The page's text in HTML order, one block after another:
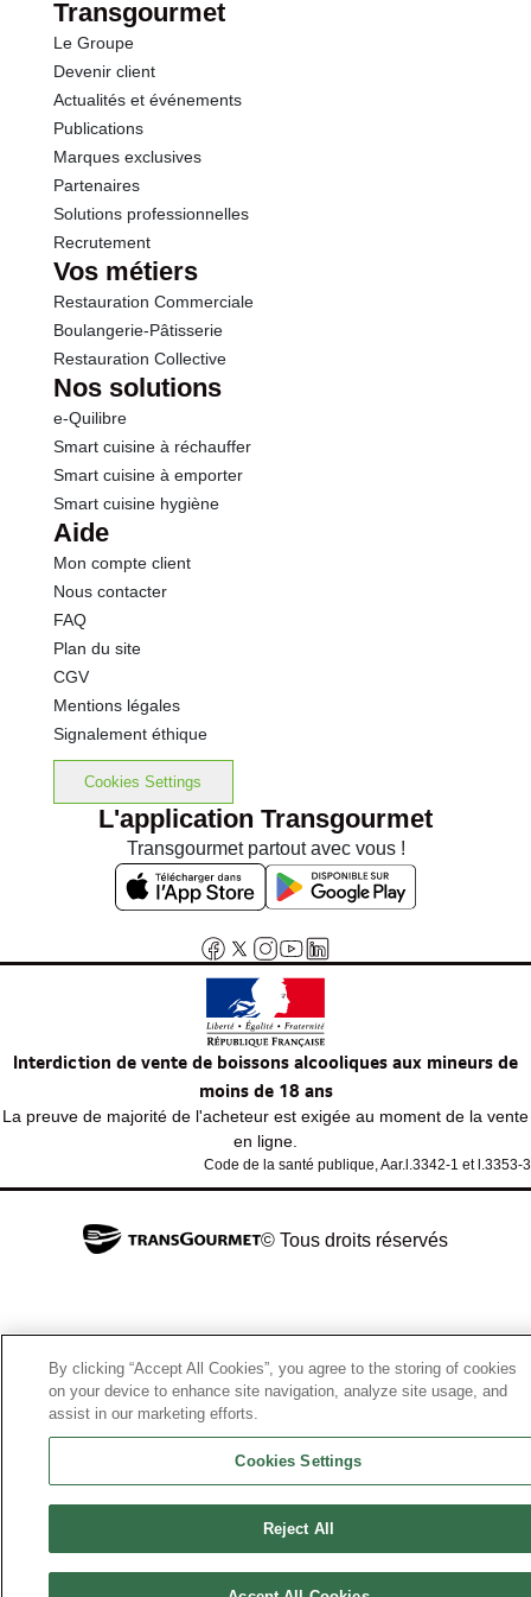
dont Sucres
Fibres
Protéines
Sel
Calcium
Transgourmet
Le Groupe
Devenir client
Actualités et événements
Publications
Marques exclusives
Partenaires
Solutions professionnelles
Recrutement
Vos métiers
Restauration Commerciale
Boulangerie-Pâtisserie
Restauration Collective
Nos solutions
e-Quilibre
Smart cuisine à réchauffer
Smart cuisine à emporter
Smart cuisine hygiène
Aide
Mon compte client
Nous contacter
FAQ
Plan du site
CGV
Mentions légales
Signalement éthique
Cookies Settings
L'application Transgourmet
Transgourmet partout avec vous !
Interdiction de vente de boissons alcooliques aux mineurs de
moins de 18 ans
La preuve de majorité de l'acheteur est exigée au moment de la vente
en ligne.
Code de la santé publique, Aar.l.3342-1 et l.3353-3
© Tous droits réservés
By clicking “Accept All Cookies”, you agree to the storing of cookies
on your device to enhance site navigation, analyze site usage, and
assist in our marketing efforts.
Cookies Settings
Reject All